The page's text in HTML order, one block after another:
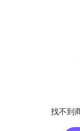
找不到